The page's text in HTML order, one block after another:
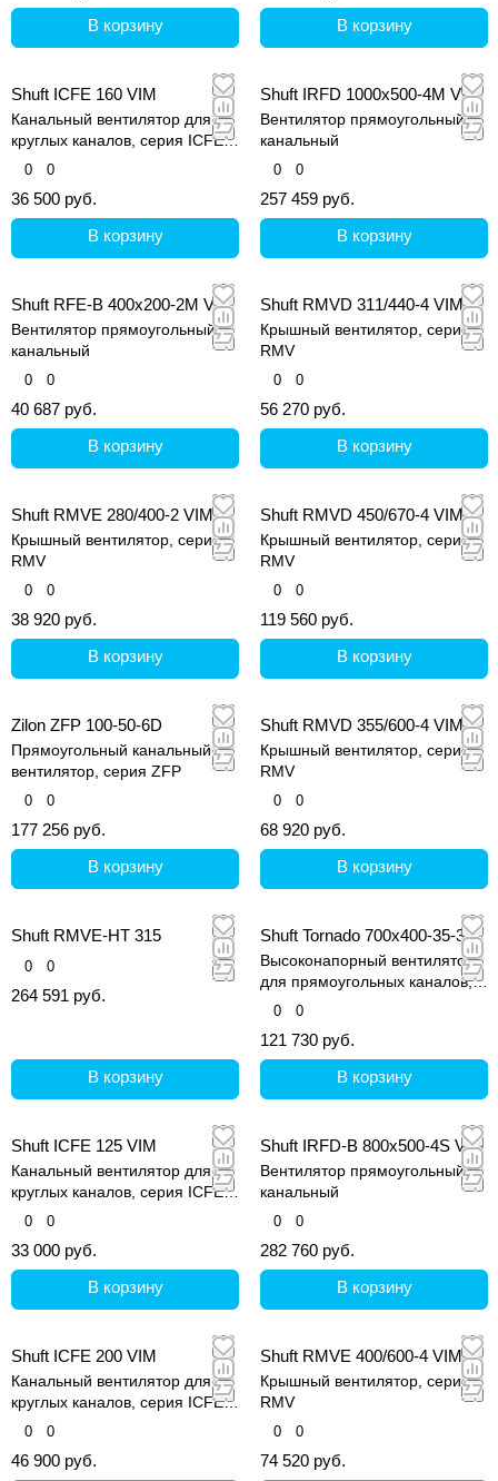
В корзину В корзину
Shuft ICFE 160 VIM
Канальный вентилятор для
круглых каналов, серия ICFE
VIM
0 0
36 500 руб.
В корзину
Shuft IRFD 1000х500-4M VIM
Вентилятор прямоугольный
канальный
0 0
257 459 руб.
В корзину
Shuft RFE-B 400х200-2M VIM
Вентилятор прямоугольный
канальный
0 0
40 687 руб.
В корзину
Shuft RMVD 311/440-4 VIM
Крышный вентилятор, серия
RMV
0 0
56 270 руб.
В корзину
Shuft RMVE 280/400-2 VIM
Крышный вентилятор, серия
RMV
0 0
38 920 руб.
В корзину
Shuft RMVD 450/670-4 VIM
Крышный вентилятор, серия
RMV
0 0
119 560 руб.
В корзину
Zilon ZFP 100-50-6D
Прямоугольный канальный
вентилятор, серия ZFP
0 0
177 256 руб.
В корзину
Shuft RMVD 355/600-4 VIM
Крышный вентилятор, серия
RMV
0 0
68 920 руб.
В корзину
Shuft RMVE-HT 315
0 0
264 591 руб.
В корзину
Shuft Tornado 700x400-35-3-2
Высоконапорный вентилятор
для прямоугольных каналов,
серия Tornado
0 0
121 730 руб.
В корзину
Shuft ICFE 125 VIM
Канальный вентилятор для
круглых каналов, серия ICFE
VIM
0 0
33 000 руб.
В корзину
Shuft IRFD-B 800х500-4S VIM
Вентилятор прямоугольный
канальный
0 0
282 760 руб.
В корзину
Shuft ICFE 200 VIM
Канальный вентилятор для
круглых каналов, серия ICFE
VIM
0 0
46 900 руб.
Shuft RMVE 400/600-4 VIM
Крышный вентилятор, серия
RMV
0 0
74 520 руб.